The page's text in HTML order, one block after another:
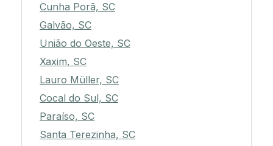
Cunha Porã, SC
Galvão, SC
União do Oeste, SC
Xaxim, SC
Lauro Müller, SC
Cocal do Sul, SC
Paraíso, SC
Santa Terezinha, SC